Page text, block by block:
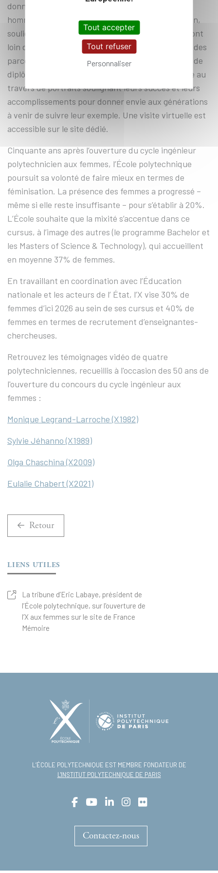
LIENS UTILES
La tribune d’Eric Labaye, président de
l’École polytechnique, sur l’ouverture de
l’X aux femmes sur le site de France
Mémoire
donne à voir comment une École réservée aux
hommes comblait l’absence des femmes en son sein,
soulignant que les questions d’identité de genre sont
loin d’être nouvelles ; la deuxième met en exergue des
parcours souvent pionniers et toujours inspirants de
diplômées et d’étudiantes de l’École polytechnique au
travers de portraits soulignant leurs succès et leurs
accomplissements pour donner envie aux générations
à venir de suivre leur exemple. Une visite virtuelle est
accessible sur le site dédié.
Cinquante ans après l’ouverture du cycle ingénieur
polytechnicien aux femmes, l’École polytechnique
poursuit sa volonté de faire mieux en termes de
féminisation. La présence des femmes a progressé –
même si elle reste insuffisante – pour s’établir à 20%.
L’École souhaite que la mixité s’accentue dans ce
cursus, à l’image des autres (le programme Bachelor et
les Masters of Science & Technology), qui accueillent
en moyenne 37% de femmes.
En travaillant en coordination avec l’Éducation
nationale et les acteurs de l’ État, l’X vise 30% de
femmes d’ici 2026 au sein de ses cursus et 40% de
femmes en termes de recrutement d’enseignantes-
chercheuses.
Retrouvez les témoignages vidéo de quatre
polytechniciennes, recueillis à l'occasion des 50 ans de
l'ouverture du concours du cycle ingénieur aux
femmes :
Monique Legrand-Larroche (X1982)
Sylvie Jéhanno (X1989)
Olga Chaschina (X2009)
Eulalie Chabert (X2021)
Retour
L’ÉCOLE POLYTECHNIQUE EST MEMBRE FONDATEUR DE
L'INSTITUT POLYTECHNIQUE DE PARIS
Contactez-nous
Tout accepter
Tout refuser
Personnaliser